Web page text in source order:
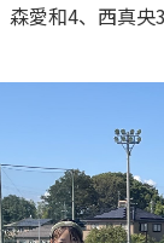
愛和4、西真央